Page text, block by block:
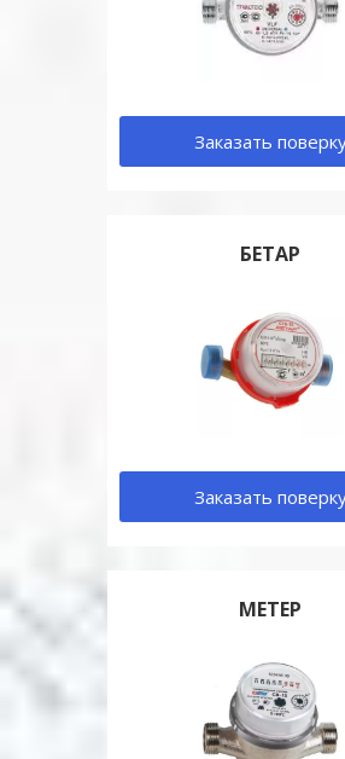
Заказать
БЕТАР
Заказать
МЕТЕР